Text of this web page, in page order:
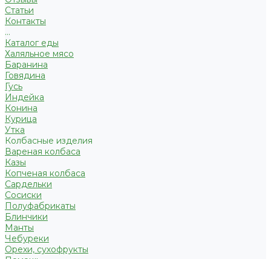
Статьи
Контакты
...
Каталог еды
Халяльное мясо
Баранина
Говядина
Гусь
Индейка
Конина
Курица
Утка
Колбасные изделия
Вареная колбаса
Казы
Копченая колбаса
Сардельки
Сосиски
Полуфабрикаты
Блинчики
Манты
Чебуреки
Орехи, сухофрукты